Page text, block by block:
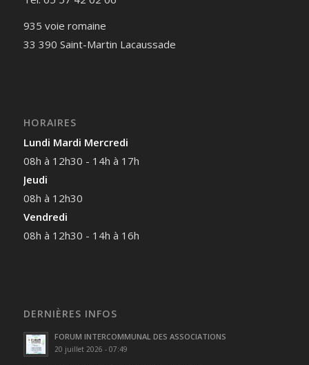
935 voie romaine
33 390 Saint-Martin Lacaussade
HORAIRES
Lundi Mardi Mercredi
08h à 12h30 - 14h à 17h
Jeudi
08h à 12h30
Vendredi
08h à 12h30 - 14h à 16h
DERNIÈRES INFOS
FORUM INTERCOMMUNAL DES ASSOCIATIONS
20 juillet 2026 - 07:49